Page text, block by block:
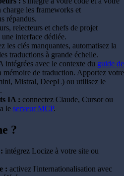
les frameworks et
répandus.
relecteurs et chefs de projet
interface dédiée.
les clés manquantes, automatisez la
traductions à grande échelle.
intégrées avec le contexte du guide de
mémoire de traduction. Apportez votre
Mistral, DeepL) ou utilisez le
IA : connectez Claude, Cursor ou
le serveur MCP.
?
intégrez Locize à votre site ou
: activez l'internationalisation avec